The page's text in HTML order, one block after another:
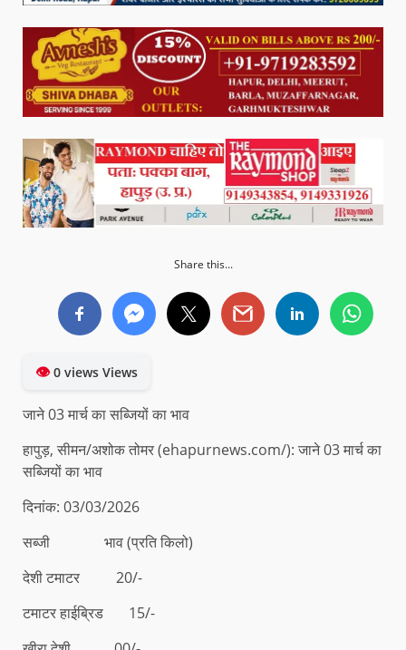
Share this...
👁0 views Views
जाने 03 मार्च का सब्जियों का भाव
हापुड़, सीमन/अशोक तोमर (ehapurnews.com/): जाने 03 मार्च का
सब्जियों का भाव
दिनांक: 03/03/2026
सब्जी भाव (प्रति किलो)
देशी टमाटर 20/-
टमाटर हाईब्रिड 15/-